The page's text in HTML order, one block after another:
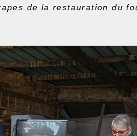
de la restauration du